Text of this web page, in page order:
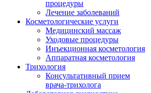
процедуры
Лечение заболеваний
Косметологические услуги
Медицинский массаж
Уходовые процедуры
Инъекционная косметология
Аппаратная косметология
Трихология
Консультативный прием
врача-трихолога